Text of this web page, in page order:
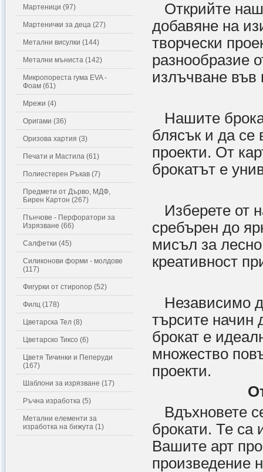
Мартеници (97)
Мартенички за деца (27)
Метални висулки (144)
Метални мъниста (142)
Микропореста гума EVA -
Фоам (61)
Мрежи (4)
Оригами (36)
Оризова хартия (3)
Печати и Мастила (61)
Полиестерен Ръкав (7)
Предмети от Дърво, МДФ,
Бирен Картон (267)
Пънчове - Перфоратори за
Изрязване (66)
Салфетки (45)
Силиконови форми - молдове
(117)
Фигурки от стиропор (52)
Филц (178)
Цветарска Тел (8)
Цветарско Тиксо (6)
Цветя Тичинки и Пеперуди
(167)
Шаблони за изрязване (17)
Ръчна изработка (5)
Метални елементи за
изработка на бижута (1)
Открийте
добавяне на
творчески
разнообразие
излъчване във
Нашите
блясък и да се
проекти. От
брокатът е
Изберете от
сребърен до
мисъл за
креативност
Независимо
търсите начин
брокат е
множество
проекти.
Вдъхновете
брокати. Те са
Вашите арт
произведение